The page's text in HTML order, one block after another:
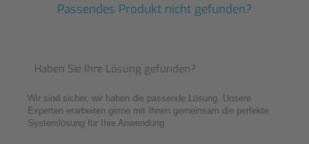
Passendes Produkt nicht gefunden?
Haben Sie Ihre Lösung gefunden?
Wir sind sicher, wir haben die passende Lösung. Unsere
Experten erarbeiten gerne mit Ihnen gemeinsam die perfekte
Systemlösung für Ihre Anwendung.